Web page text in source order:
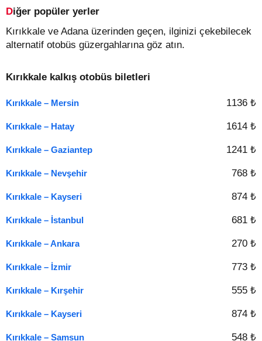
Diğer popüler yerler
Kırıkkale ve Adana üzerinden geçen, ilginizi çekebilecek
alternatif otobüs güzergahlarına göz atın.
Kırıkkale kalkış otobüs biletleri
Kırıkkale – Mersin 1136 ₺
Kırıkkale – Hatay 1614 ₺
Kırıkkale – Gaziantep 1241 ₺
Kırıkkale – Nevşehir 768 ₺
Kırıkkale – Kayseri 874 ₺
Kırıkkale – İstanbul 681 ₺
Kırıkkale – Ankara 270 ₺
Kırıkkale – İzmir 773 ₺
Kırıkkale – Kırşehir 555 ₺
Kırıkkale – Kayseri 874 ₺
Kırıkkale – Samsun 548 ₺